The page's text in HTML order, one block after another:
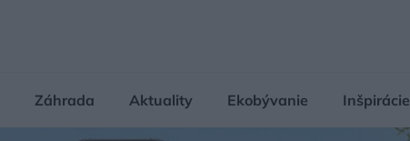
Záhrada Aktuality Ekobývanie Inšpirácie